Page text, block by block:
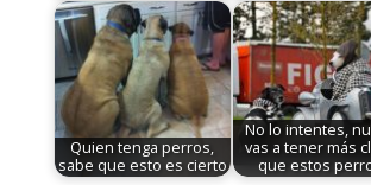
Quien tenga perros,
sabe que esto es cierto
No lo intentes,
vas a tener más
que estos